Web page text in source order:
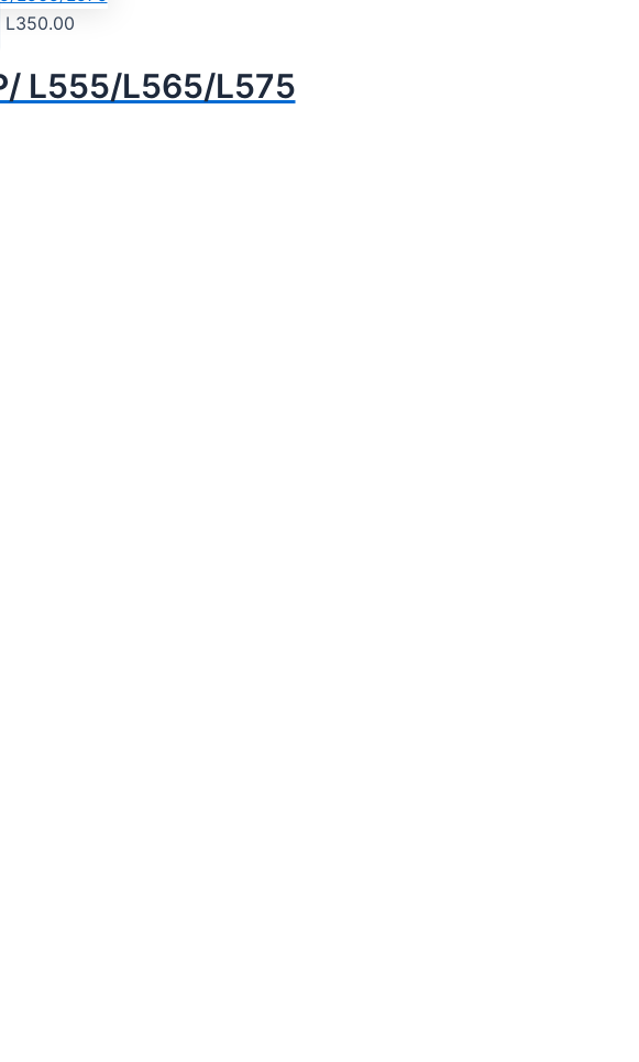
L350.00
L555/L565/L575